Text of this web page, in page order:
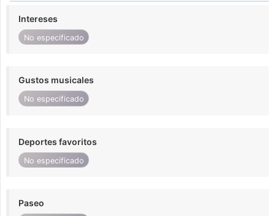
Intereses
No especificado
Gustos musicales
No especificado
Deportes favoritos
No especificado
Paseo